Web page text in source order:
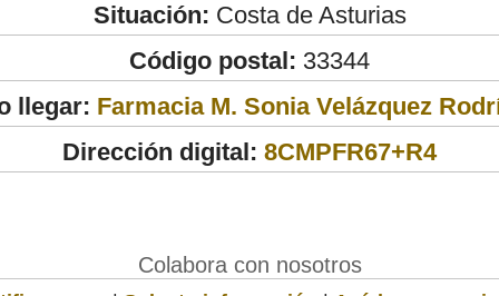
Situación: Costa de Asturias
Código postal: 33344
llegar: Farmacia M. Sonia Velázquez
Dirección digital: 8CMPFR67+R4
Colabora con nosotros